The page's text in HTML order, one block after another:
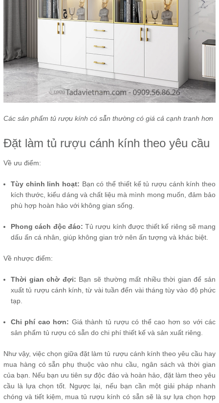
Các sản phẩm tủ rượu kính có sẵn thường có giá cả cạnh tranh hơn
Đặt làm tủ rượu cánh kính theo yêu cầu
Về ưu điểm:
Tùy chỉnh linh hoạt: Bạn có thể thiết kế tủ rượu cánh kính theo
kích thước, kiểu dáng và chất liệu mà mình mong muốn, đảm bảo
phù hợp hoàn hảo với không gian sống.
Phong cách độc đáo: Tủ rượu kính được thiết kế riêng sẽ mang
dấu ấn cá nhân, giúp không gian trở nên ấn tượng và khác biệt.
Về nhược điểm:
Thời gian chờ đợi: Bạn sẽ thường mất nhiều thời gian để sản
xuất tủ rượu cánh kính, từ vài tuần đến vài tháng tùy vào độ phức
tạp.
Chi phí cao hơn: Giá thành tủ rượu có thể cao hơn so với các
sản phẩm tủ rượu có sẵn do chi phí thiết kế và sản xuất riêng.
Như vậy, việc chọn giữa đặt làm tủ rượu cánh kính theo yêu cầu hay
mua hàng có sẵn phụ thuộc vào nhu cầu, ngân sách và thời gian
của bạn. Nếu bạn ưu tiên sự độc đáo và hoàn hảo, đặt làm theo yêu
cầu là lựa chọn tốt. Ngược lại, nếu bạn cần một giải pháp nhanh
chóng và tiết kiệm, mua tủ rượu kính có sẵn sẽ là sự lựa chọn hợp